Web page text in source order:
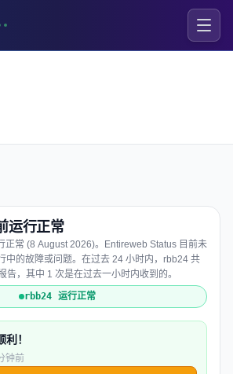
运行正常
正常 (8 August 2026)。Entireweb Status 目前未
中的故障或问题。在过去 24 小时内，rbb24 共
告，其中 1 次是在过去一小时内收到的。
rbb24 运行正常
！
钟前